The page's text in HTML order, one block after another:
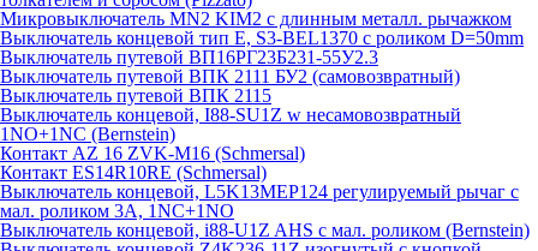
Микровыключатель MN2 KIM2 с длинным металл. рычажком
Выключатель концевой тип Е, S3-BEL1370 с роликом D=50mm
Выключатель путевой ВП16РГ23Б231-55У2.3
Выключатель путевой ВПК 2111 БУ2 (самовозвратный)
Выключатель путевой ВПК 2115
Выключатель концевой, I88-SU1Z w несамовозвратный
1NO+1NC (Bernstein)
Контакт AZ 16 ZVK-M16 (Schmersal)
Контакт ES14R10RE (Schmersal)
Выключатель концевой, L5K13MEP124 регулируемый рычаг с
мал. роликом 3А, 1NC+1NO
Выключатель концевой, i88-U1Z AHS с мал. роликом (Bernstein)